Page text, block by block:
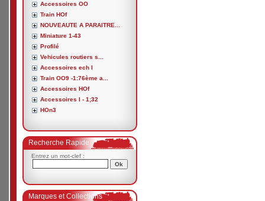
Accessoires OO
Train HOf
NOUVEAUTE A PARAITRE...
Miniature 1-43
Profilé
Vehicules routiers s...
Accessoires ech I
Train OO9 -1:76ème a...
Accessoires HOf
Accessoires I - 1;32
HOn3
Recherche Rapide
Entrez un mot-clef :
Marques et Collections